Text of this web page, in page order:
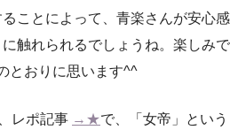
ことによって、青楽さんが安心感
触れられるでしょうね。楽しみで
とおりに思います^^
レポ記事 →★で、「女帝」という